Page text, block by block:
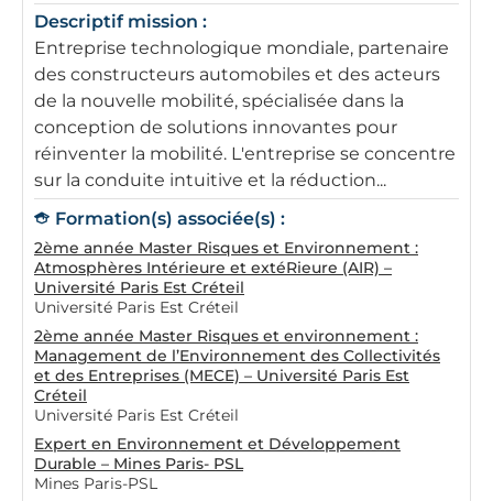
Descriptif mission :
Entreprise technologique mondiale, partenaire
des constructeurs automobiles et des acteurs
de la nouvelle mobilité, spécialisée dans la
conception de solutions innovantes pour
réinventer la mobilité. L'entreprise se concentre
sur la conduite intuitive et la réduction...
Formation(s) associée(s) :
2ème année Master Risques et Environnement :
Atmosphères Intérieure et extéRieure (AIR) –
Université Paris Est Créteil
Université Paris Est Créteil
2ème année Master Risques et environnement :
Management de l’Environnement des Collectivités
et des Entreprises (MECE) – Université Paris Est
Créteil
Université Paris Est Créteil
Expert en Environnement et Développement
Durable – Mines Paris- PSL
Mines Paris-PSL